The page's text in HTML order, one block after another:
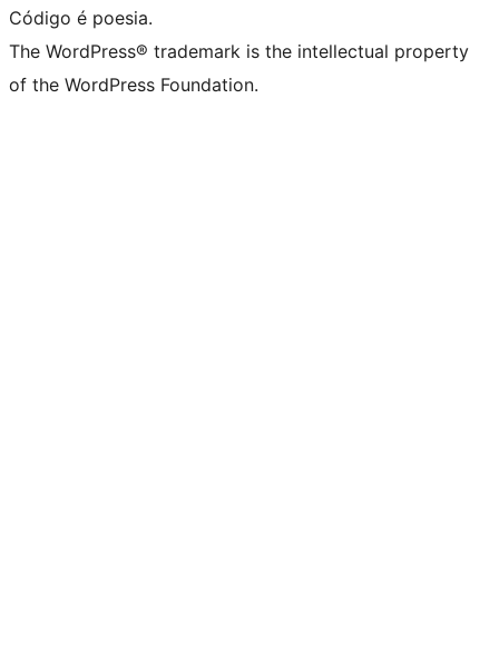
Código é poesia.
The WordPress® trademark is the intellectual property
of the WordPress Foundation.